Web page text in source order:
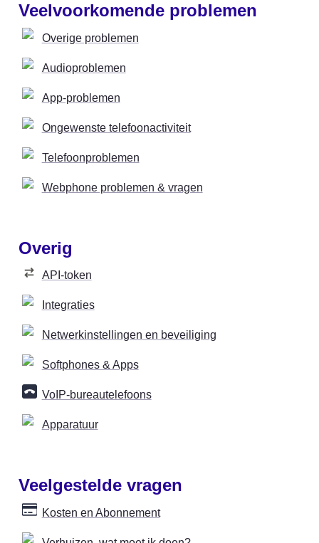
Veelvoorkomende problemen
Overige problemen
Audioproblemen
App-problemen
Ongewenste telefoonactiviteit
Telefoonproblemen
Webphone problemen & vragen
Overig
API-token
Integraties
Netwerkinstellingen en beveiliging
Softphones & Apps
VoIP-bureautelefoons
Apparatuur
Veelgestelde vragen
Kosten en Abonnement